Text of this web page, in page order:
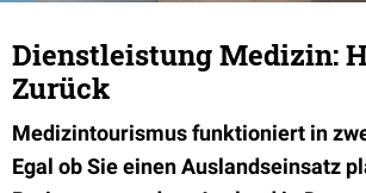
Dienstleistung Medizin:
Zurück
Medizintourismus funktioniert in
Egal ob Sie einen Auslandseinsatz